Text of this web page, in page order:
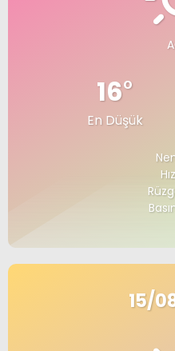
16°
En Düşük
15/